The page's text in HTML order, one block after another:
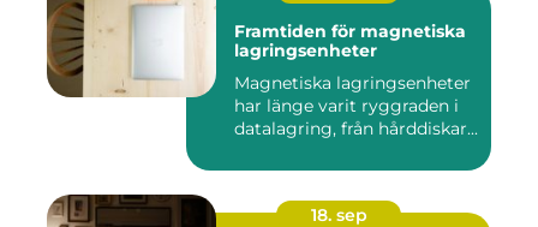
Framtiden för magnetiska
lagringsenheter
Magnetiska lagringsenheter
har länge varit ryggraden i
datalagring, från hårddiskar...
18. sep